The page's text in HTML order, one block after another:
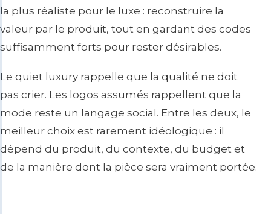
la plus réaliste pour le luxe : reconstruire la
valeur par le produit, tout en gardant des codes
suffisamment forts pour rester désirables.
Le quiet luxury rappelle que la qualité ne doit
pas crier. Les logos assumés rappellent que la
mode reste un langage social. Entre les deux, le
meilleur choix est rarement idéologique : il
dépend du produit, du contexte, du budget et
de la manière dont la pièce sera vraiment portée.